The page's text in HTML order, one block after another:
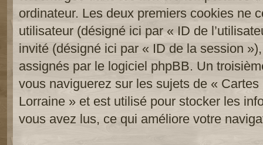
ordinateur. Les deux premiers cookies ne
utilisateur (désigné ici par « ID de
invité (désigné ici par « ID de la session
assignés par le logiciel phpBB. Un
vous naviguerez sur les sujets de «
Lorraine » et est utilisé pour stocker les
vous avez lus, ce qui améliore votre